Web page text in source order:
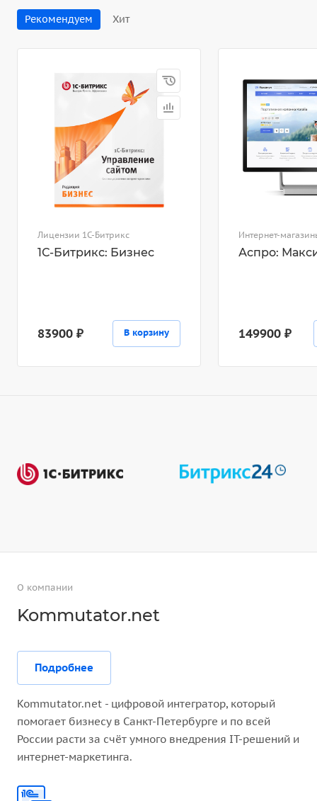
Рекомендуем Хит
Лицензии 1С-Битрикс
1С-Битрикс: Бизнес
83900 ₽ В корзину
Интернет-
Аспро:
149900 ₽
О компании
Kommutator.net
Подробнее
Kommutator.net - цифровой интегратор, который
помогает бизнесу в Санкт-Петербурге и по всей
России расти за счёт умного внедрения IT-решений и
интернет-маркетинга.